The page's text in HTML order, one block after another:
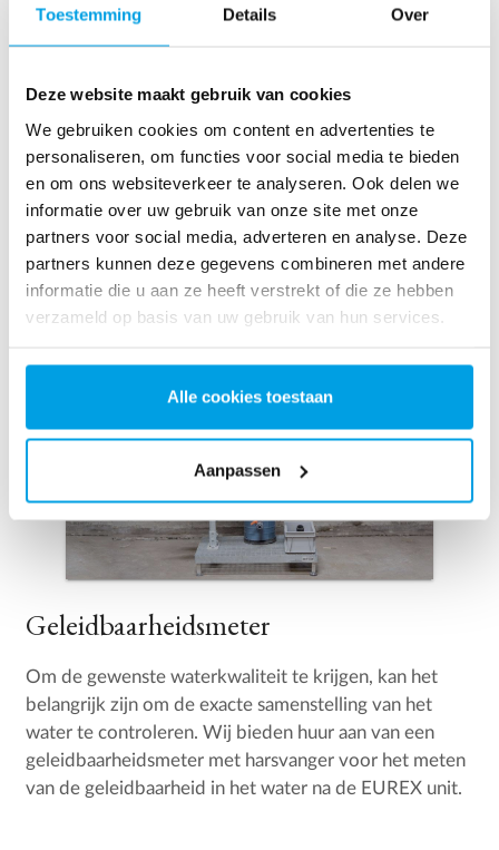
Toestemming Details Over
Deze website maakt gebruik van cookies
We gebruiken cookies om content en advertenties te
personaliseren, om functies voor social media te bieden
en om ons websiteverkeer te analyseren. Ook delen we
informatie over uw gebruik van onze site met onze
partners voor social media, adverteren en analyse. Deze
partners kunnen deze gegevens combineren met andere
informatie die u aan ze heeft verstrekt of die ze hebben
verzameld op basis van uw gebruik van hun services.
Alle cookies toestaan
Aanpassen
Afhankelijk van de toepassing heeft het grootste deel
van de plantcapaciteit geleidbaarheden lager dan 0,1
Neem contact op voor meer informatie
Geleidbaarheidsmeter
Om de gewenste waterkwaliteit te krijgen, kan het
belangrijk zijn om de exacte samenstelling van het
water te controleren. Wij bieden huur aan van een
geleidbaarheidsmeter met harsvanger voor het meten
van de geleidbaarheid in het water na de EUREX unit.